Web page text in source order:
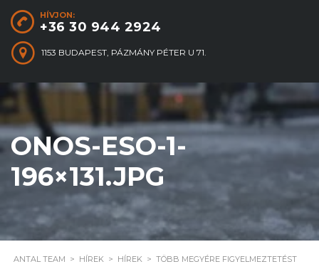
HÍVJON:
+36 30 944 2924
1153 BUDAPEST, PÁZMÁNY PÉTER U 71.
ONOS-ESO-1-
196×131.JPG
ANTAL TEAM > HÍREK > HÍREK > TÖBB MEGYÉRE FIGYELMEZTETÉST